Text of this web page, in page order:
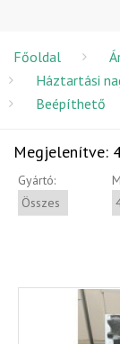
Főoldal
Háztartási
Beépíthető
Megjelenítve:
Gyártó: